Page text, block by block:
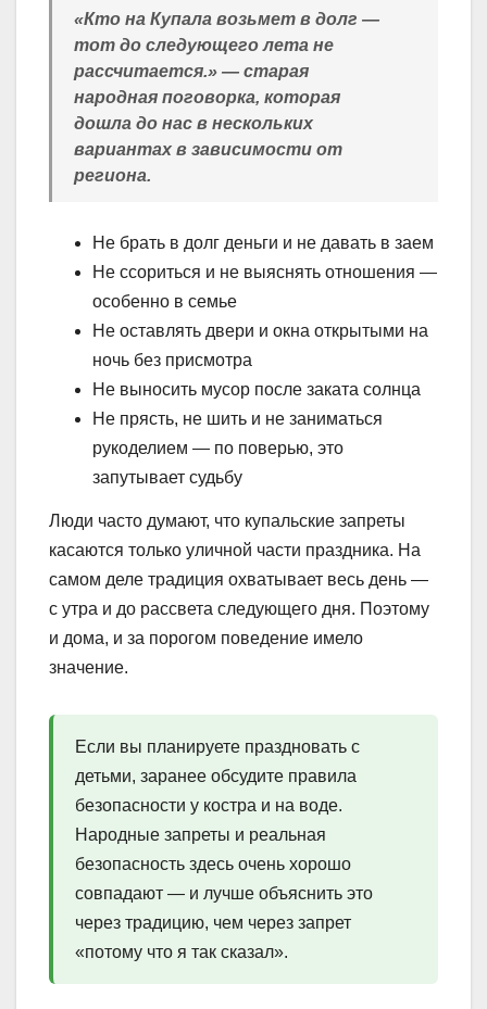
«Кто на Купала возьмет в долг —
тот до следующего лета не
рассчитается.» — старая
народная поговорка, которая
дошла до нас в нескольких
вариантах в зависимости от
региона.
Не брать в долг деньги и не давать в заем
Не ссориться и не выяснять отношения —
особенно в семье
Не оставлять двери и окна открытыми на
ночь без присмотра
Не выносить мусор после заката солнца
Не прясть, не шить и не заниматься
рукоделием — по поверью, это
запутывает судьбу
Люди часто думают, что купальские запреты
касаются только уличной части праздника. На
самом деле традиция охватывает весь день —
с утра и до рассвета следующего дня. Поэтому
и дома, и за порогом поведение имело
значение.
Если вы планируете праздновать с
детьми, заранее обсудите правила
безопасности у костра и на воде.
Народные запреты и реальная
безопасность здесь очень хорошо
совпадают — и лучше объяснить это
через традицию, чем через запрет
«потому что я так сказал».